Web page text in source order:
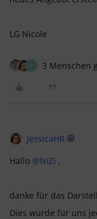
LG Nicole
3 Menschen
JessicaHR
Hallo @NiZi ,
danke für das
Dies würde für uns